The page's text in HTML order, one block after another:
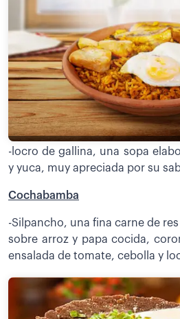
-locro de gallina, una sopa
y yuca, muy apreciada por su
Cochabamba
-Silpancho, una fina carne de
sobre arroz y papa cocida,
ensalada de tomate, cebolla y